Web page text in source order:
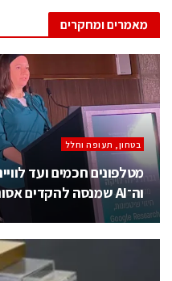
מאמרים ומחקרים
בטחון, תעופה וחלל
וה־AI שמנסה להקדים אסונות